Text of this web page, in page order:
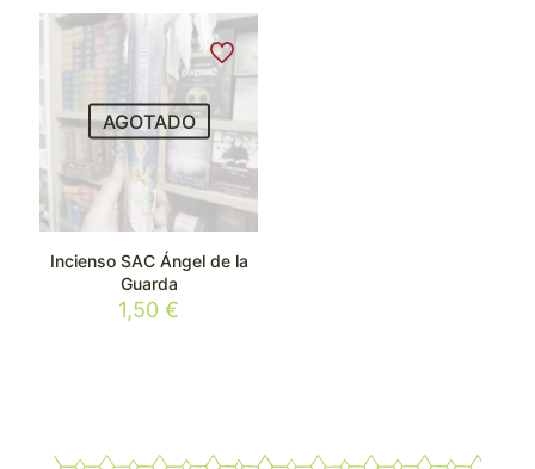
AGOTADO
Incienso SAC Ángel de la
Guarda
1,50€